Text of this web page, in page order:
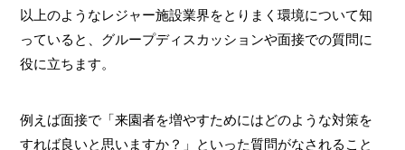
以上のようなレジャー施設業界をとりまく環境について知
っていると、グループディスカッションや面接での質問に
役に立ちます。
例えば面接で「来園者を増やすためにはどのような対策を
すれば良いと思いますか？」といった質問がなされること